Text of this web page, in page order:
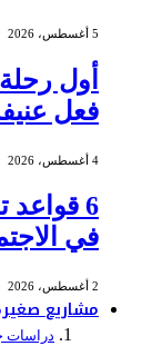
5 أغسطس، 2026
فعل
4 أغسطس، 2026
6 قواعد
في
2 أغسطس، 2026
مشاريع
دراسات